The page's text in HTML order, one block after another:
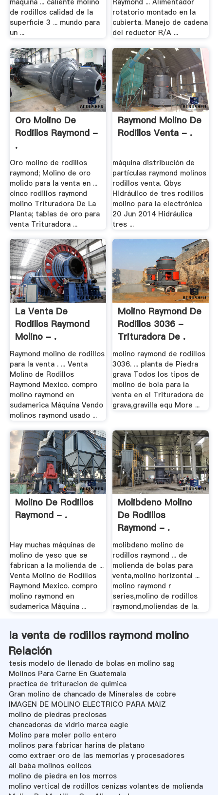
máquina ... caliente molino
de rodillos calidad de la
superficie 3 ... mundo para
un ...
Raymond ... Alimentador
rotatorio montado en la
cubierta. Manejo de cadena
del reductor R/A ...
Oro Molino De
Rodillos Raymond -
.
Oro molino de rodillos
raymond; Molino de oro
molido para la venta en ...
cinco rodillos raymond
molino Trituradora De La
Planta; tablas de oro para
venta Trituradora ...
Raymond Molino De
Rodillos Venta - .
máquina distribución de
partículas raymond molinos
rodillos venta. Qbys
Hidráulico de tres rodillos
molino para la electrónica
20 Jun 2014 Hidráulica
tres ...
La Venta De
Rodillos Raymond
Molino - .
Raymond molino de rodillos
para la venta . ... Venta
Molino de Rodillos
Raymond Mexico. compro
molino raymond en
sudamerica Máquina Vendo
molinos raymond usado ...
Molino Raymond De
Rodillos 3036 -
Trituradora De .
molino raymond de rodillos
3036. ... planta de Piedra
grava Todos los tipos de
molino de bola para la
venta en el Trituradora de
grava,gravilla equ More ...
Molino De Rodillos
Raymond - .
Hay muchas máquinas de
molino de yeso que se
fabrican a la molienda de ...
Venta Molino de Rodillos
Raymond Mexico. compro
molino raymond en
sudamerica Máquina ...
Molibdeno Molino
De Rodillos
Raymond - .
molibdeno molino de
rodillos raymond ... de
molienda de bolas para
venta,molino horizontal ...
molino raymond r
series,molino de rodillos
raymond,moliendas de la.
la venta de rodillos raymond molino
Relación
tesis modelo de llenado de bolas en molino sag
Molinos Para Carne En Guatemala
practica de trituracion de quimica
Gran molino de chancado de Minerales de cobre
IMAGEN DE MOLINO ELECTRICO PARA MAIZ
molino de piedras preciosas
chancadoras de vidrio marca eagle
Molino para moler pollo entero
molinos para fabricar harina de platano
como extraer oro de las memorias y procesadores
ali baba molinos eolicos
molino de piedra en los morros
molino vertical de rodillos cenizas volantes de molienda